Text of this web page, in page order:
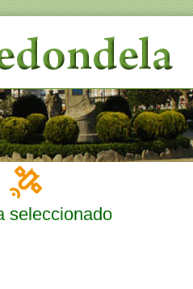
seleccionado